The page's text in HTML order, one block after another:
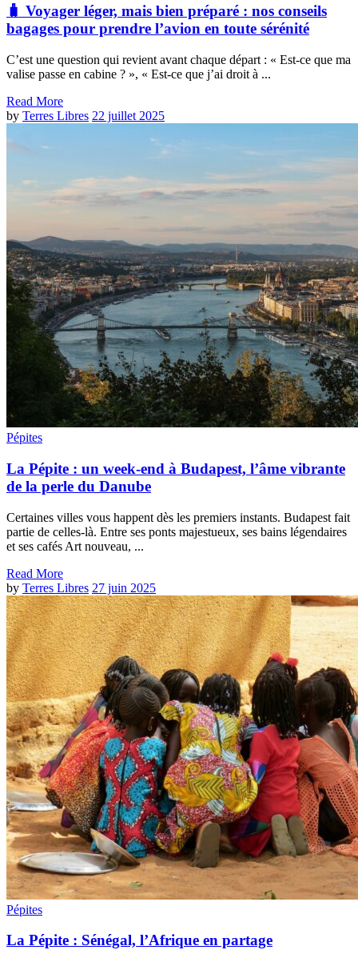
🧳 Voyager léger, mais bien préparé : nos conseils
bagages pour prendre l’avion en toute sérénité
C’est une question qui revient avant chaque départ : « Est-ce que ma
valise passe en cabine ? », « Est-ce que j’ai droit à ...
Read More
by Terres Libres 22 juillet 2025
Pépites
La Pépite : un week-end à Budapest, l’âme vibrante
de la perle du Danube
Certaines villes vous happent dès les premiers instants. Budapest fait
partie de celles-là. Entre ses ponts majestueux, ses bains légendaires
et ses cafés Art nouveau, ...
Read More
by Terres Libres 27 juin 2025
Pépites
La Pépite : Sénégal, l’Afrique en partage